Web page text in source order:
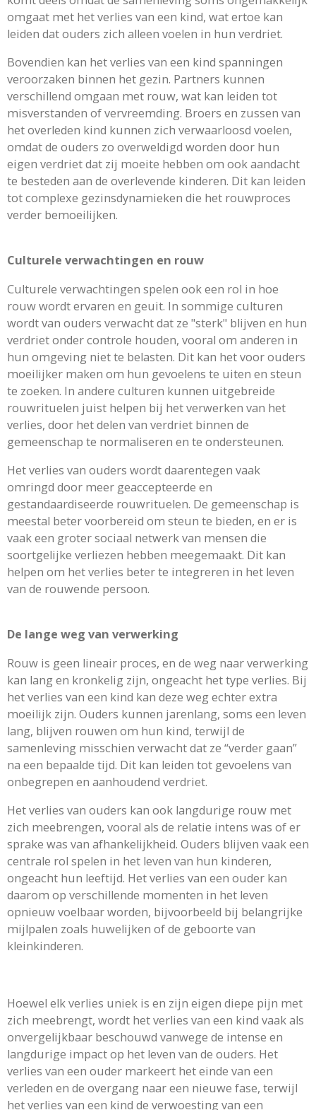
omgaat met het verlies van een kind, wat ertoe kan
leiden dat ouders zich alleen voelen in hun verdriet.
Bovendien kan het verlies van een kind spanningen
veroorzaken binnen het gezin. Partners kunnen
verschillend omgaan met rouw, wat kan leiden tot
misverstanden of vervreemding. Broers en zussen van
het overleden kind kunnen zich verwaarloosd voelen,
omdat de ouders zo overweldigd worden door hun
eigen verdriet dat zij moeite hebben om ook aandacht
te besteden aan de overlevende kinderen. Dit kan leiden
tot complexe gezinsdynamieken die het rouwproces
verder bemoeilijken.
Culturele verwachtingen en rouw
Culturele verwachtingen spelen ook een rol in hoe
rouw wordt ervaren en geuit. In sommige culturen
wordt van ouders verwacht dat ze "sterk" blijven en hun
verdriet onder controle houden, vooral om anderen in
hun omgeving niet te belasten. Dit kan het voor ouders
moeilijker maken om hun gevoelens te uiten en steun
te zoeken. In andere culturen kunnen uitgebreide
rouwrituelen juist helpen bij het verwerken van het
verlies, door het delen van verdriet binnen de
gemeenschap te normaliseren en te ondersteunen.
Het verlies van ouders wordt daarentegen vaak
omringd door meer geaccepteerde en
gestandaardiseerde rouwrituelen. De gemeenschap is
meestal beter voorbereid om steun te bieden, en er is
vaak een groter sociaal netwerk van mensen die
soortgelijke verliezen hebben meegemaakt. Dit kan
helpen om het verlies beter te integreren in het leven
van de rouwende persoon.
De lange weg van verwerking
Rouw is geen lineair proces, en de weg naar verwerking
kan lang en kronkelig zijn, ongeacht het type verlies. Bij
het verlies van een kind kan deze weg echter extra
moeilijk zijn. Ouders kunnen jarenlang, soms een leven
lang, blijven rouwen om hun kind, terwijl de
samenleving misschien verwacht dat ze “verder gaan”
na een bepaalde tijd. Dit kan leiden tot gevoelens van
onbegrepen en aanhoudend verdriet.
Het verlies van ouders kan ook langdurige rouw met
zich meebrengen, vooral als de relatie intens was of er
sprake was van afhankelijkheid. Ouders blijven vaak een
centrale rol spelen in het leven van hun kinderen,
ongeacht hun leeftijd. Het verlies van een ouder kan
daarom op verschillende momenten in het leven
opnieuw voelbaar worden, bijvoorbeeld bij belangrijke
mijlpalen zoals huwelijken of de geboorte van
kleinkinderen.
Hoewel elk verlies uniek is en zijn eigen diepe pijn met
zich meebrengt, wordt het verlies van een kind vaak als
onvergelijkbaar beschouwd vanwege de intense en
langdurige impact op het leven van de ouders. Het
verlies van een ouder markeert het einde van een
verleden en de overgang naar een nieuwe fase, terwijl
het verlies van een kind de verwoesting van een